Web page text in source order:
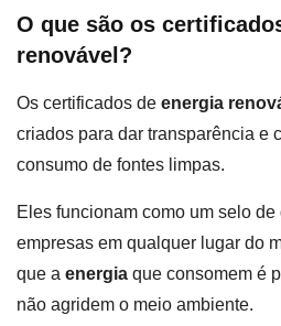
O que são os
renovável?
Os certificados de energia
criados para dar transparência e
consumo de fontes limpas.
Eles funcionam como um selo
empresas em qualquer lugar do
que a energia que consomem é
não agridem o meio ambiente.